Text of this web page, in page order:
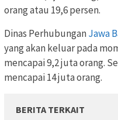
orang atau 19,6 persen.
Dinas PerhubunganJawa
yang akan keluar pada
mencapai 9,2 juta orang.
mencapai 14 juta orang.
BERITA TERKAIT